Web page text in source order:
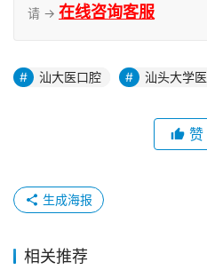
请 → 在线咨询客服
汕大医口腔 汕头大学
赞
生成海报
相关推荐